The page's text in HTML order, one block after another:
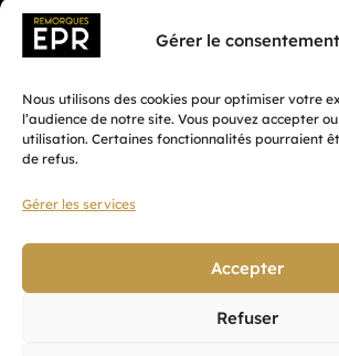
Gérer le consentement
Nous utilisons des cookies pour optimiser votre
l’audience de notre site. Vous pouvez accepter
utilisation. Certaines fonctionnalités pourraient
de refus.
Gérer les services
Accepter
Refuser